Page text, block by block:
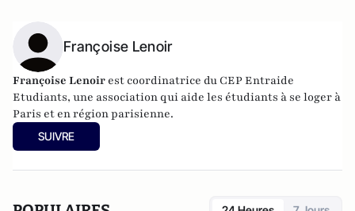
Françoise Lenoir
Françoise Lenoir est coordinatrice du CEP Entraide
Etudiants, une association qui aide les étudiants à se loger à
Paris et en région parisienne.
SUIVRE